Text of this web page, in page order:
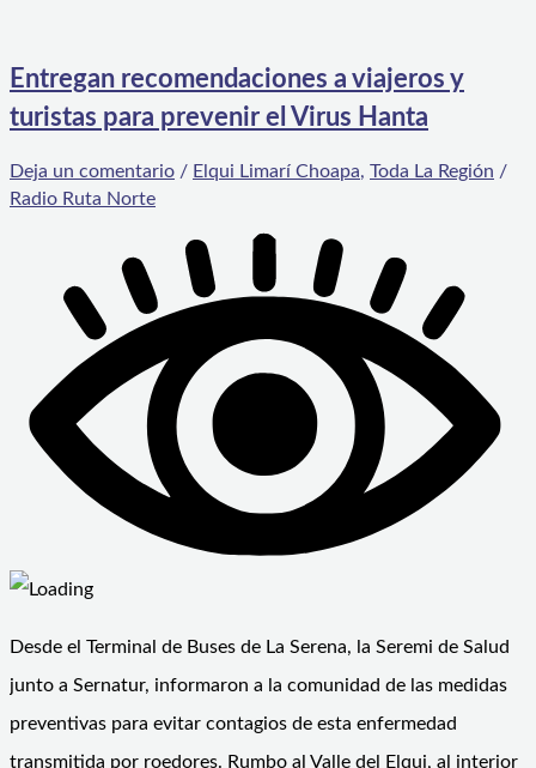
Entregan recomendaciones a viajeros y
turistas para prevenir el Virus Hanta
Deja un comentario / Elqui Limarí Choapa, Toda La Región /
Radio Ruta Norte
Desde el Terminal de Buses de La Serena, la Seremi de Salud
junto a Sernatur, informaron a la comunidad de las medidas
preventivas para evitar contagios de esta enfermedad
transmitida por roedores. Rumbo al Valle del Elqui, al interior